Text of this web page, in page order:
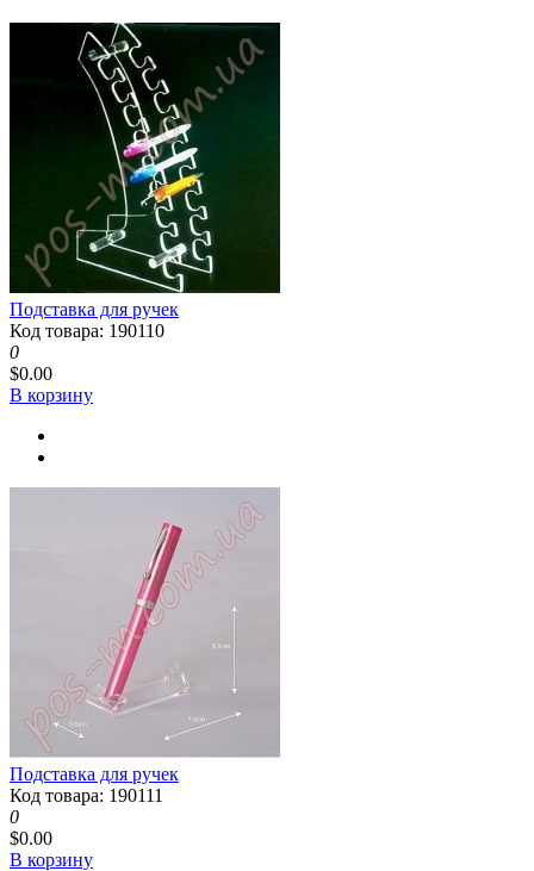
Подставка для ручек
Код товара: 190110
0
$0.00
В корзину
Подставка для ручек
Код товара: 190111
0
$0.00
В корзину